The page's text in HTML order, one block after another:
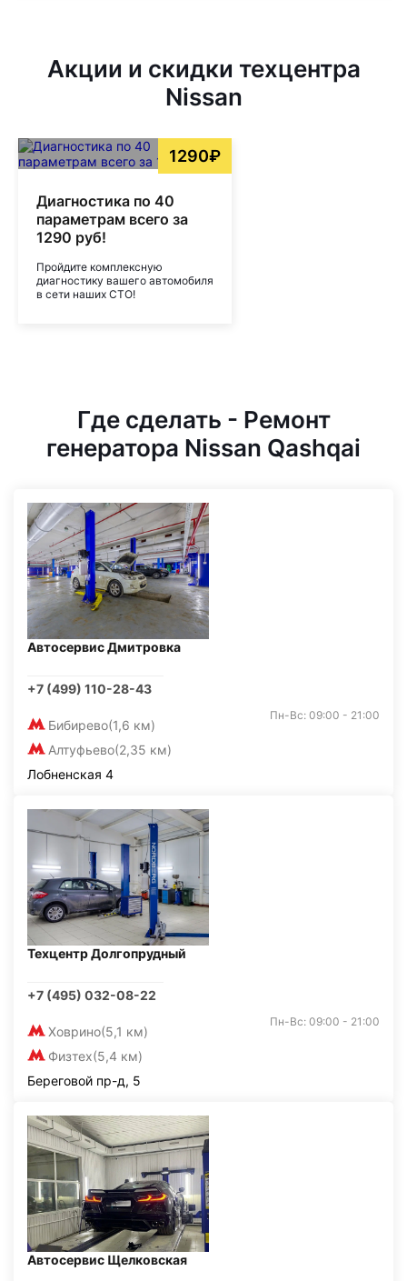
Акции и скидки техцентра
Nissan
1290₽
Диагностика по 40
параметрам всего за
1290 руб!
Пройдите комплексную
диагностику вашего автомобиля
в сети наших СТО!
Где сделать - Ремонт
генератора Nissan Qashqai
Автосервис Дмитровка
+7 (499) 110-28-43
Бибирево(1,6 км)
Алтуфьево(2,35 км)
Пн-Вс: 09:00 - 21:00
Лобненская 4
Техцентр Долгопрудный
+7 (495) 032-08-22
Ховрино(5,1 км)
Физтех(5,4 км)
Пн-Вс: 09:00 - 21:00
Береговой пр-д, 5
Автосервис Щелковская